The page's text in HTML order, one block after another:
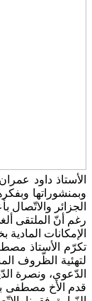
الأستاذ داود
وبمنشوراتها
الجزائر
رغم أنّ الملتقى
الإمكانات
تكرّم الأستاذ
لتهئية الظّروف
الدّعوي، ونصرة الدّين،